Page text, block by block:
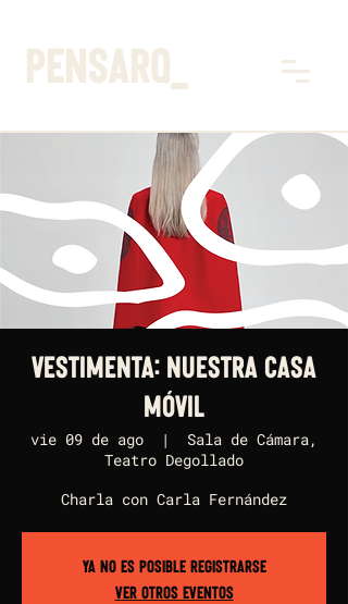
pensarq_
Vestimenta: Nuestra Casa
Móvil
vie 09 de ago
  |
Sala de Cámara,
Teatro Degollado
Charla con Carla Fernández
Ya no es posible registrarse
Ver otros eventos